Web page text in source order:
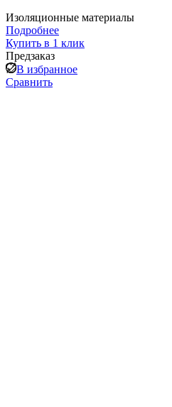
Изоляционные материалы
Подробнее
Купить в 1 клик
Предзаказ
В избранное
Сравнить